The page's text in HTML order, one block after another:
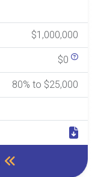
$1,000,000
$0
80% to $25,000